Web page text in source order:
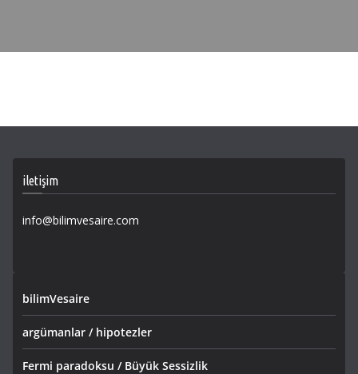
iletişim
info@bilimvesaire.com
bilimVesaire
argümanlar / hipotezler
Fermi paradoksu / Büyük Sessizlik